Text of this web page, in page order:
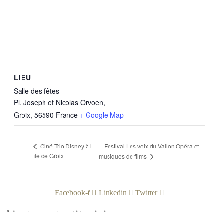
LIEU
Salle des fêtes
Pl. Joseph et Nicolas Orvoen,
Groix, 56590 France + Google Map
Ciné-Trio Disney à l
île de Groix
Festival Les voix du Vallon Opéra et
musiques de films
Facebook-f Linkedin Twitter